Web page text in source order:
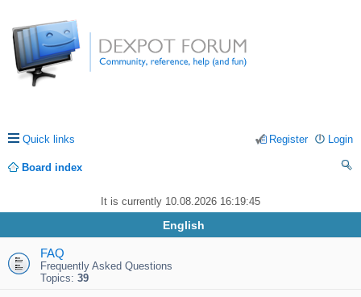
Quick links Login
Register
Board index
rc
h
It is currently 10.08.2026 16:19:45
English
FAQ
Frequently Asked Questions
Topics: 39